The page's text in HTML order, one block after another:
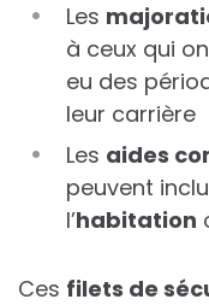
Les
à ceux qui
eu des
leur carrière
Les aides
peuvent
l’habitation
Ces filets de